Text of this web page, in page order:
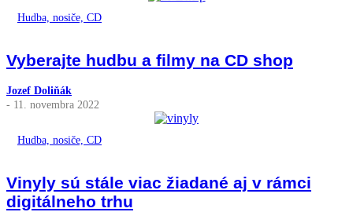
Hudba, nosiče, CD
Vyberajte hudbu a filmy na CD shop
Jozef Doliňák
- 11. novembra 2022
Hudba, nosiče, CD
Vinyly sú stále viac žiadané aj v rámci
digitálneho trhu